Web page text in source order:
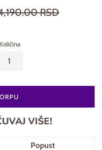
RSD
Količina
VIŠE!
Popust